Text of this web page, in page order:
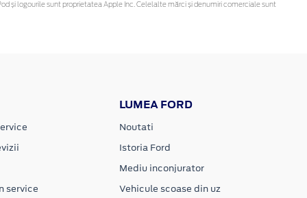
și logourile sunt proprietatea Apple Inc. Celelalte mărci și denumiri comerciale sunt
service
LUMEA FORD
Noutati
Istoria Ford
Mediu inconjurator
Vehicule scoase din uz